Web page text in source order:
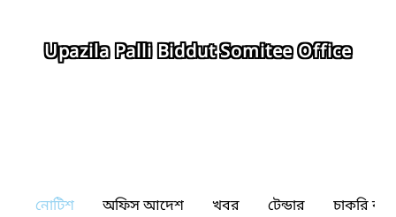
Upazila Palli Biddut Somitee Office
নোটিশ অফিস আদেশ খবর টেন্ডার চাকরি